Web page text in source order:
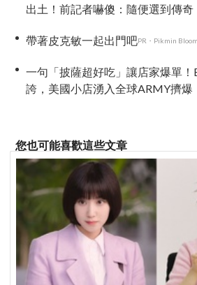
出土！前記者嚇傻：隨便選到傳奇
帶著皮克敏一起出門吧PR・Pikmin Bloom
一句「披薩超好吃」讓店家爆單！
誇，美國小店湧入全球ARMY擠爆
您也可能喜歡這些文章